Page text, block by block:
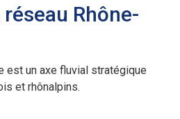
Rhône-
est un axe fluvial stratégique
et rhônalpins.